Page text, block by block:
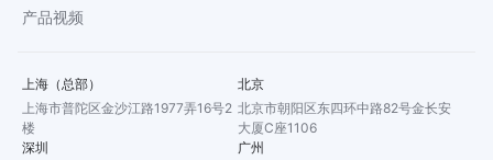
产品视频
上海（总部）
上海市普陀区金沙江路1977弄16号2
楼
北京
北京市朝阳区东四环中路82号金长安
大厦C座1106
深圳
广州